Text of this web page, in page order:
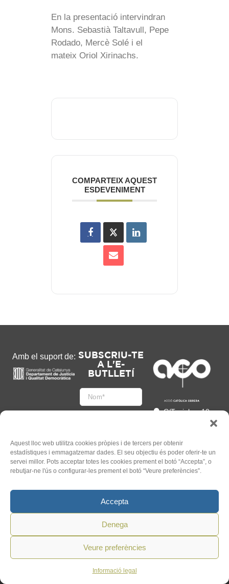
Aquest lloc web utilitza cookies pròpies i de tercers per obtenir
estadístiques i emmagatzemar dades. El seu objectiu és poder oferir-te un
servei millor. Pots acceptar totes les cookies prement el botó “Accepta”, o
rebutjar-ne l'ús o configurar-les prement el botó “Veure preferències”.
Accepta
Denega
Veure preferències
Informació legal
En la presentació intervindran
Mons. Sebastià Taltavull, Pepe
Rodado, Mercè Solé i el
mateix Oriol Xirinachs.
COMPARTEIX AQUEST
ESDEVENIMENT
Amb el suport de: SUBSCRIU-TE
A L'E-
BUTLLETÍ
Accepto
l'Informació legal
C/Tapioles, 10
93 505 86 86
hola@acocat.org
2026 ACO. Tots els Drets